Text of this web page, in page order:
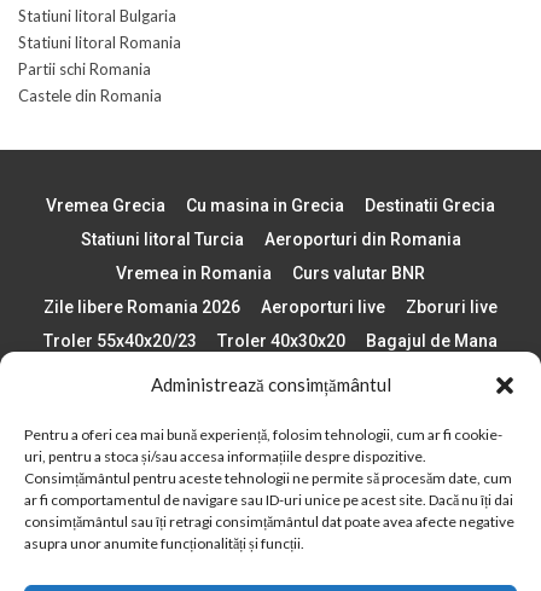
Administrează consimțământul
Pentru a oferi cea mai bună experiență, folosim tehnologii, cum ar fi cookie-
uri, pentru a stoca și/sau accesa informațiile despre dispozitive.
Consimțământul pentru aceste tehnologii ne permite să procesăm date, cum
ar fi comportamentul de navigare sau ID-uri unice pe acest site. Dacă nu îți dai
consimțământul sau îți retragi consimțământul dat poate avea afecte negative
asupra unor anumite funcționalități și funcții.
Statiuni litoral Bulgaria
Statiuni litoral Romania
Partii schi Romania
Castele din Romania
Vremea Grecia Cu masina in Grecia
Destinatii Grecia
Statiuni litoral Turcia
Aeroporturi din Romania
Vremea in Romania
Curs valutar BNR
Zile libere Romania 2026
Aeroporturi live
Zboruri live
Troler 55x40x20/23
Troler 40x30x20
Bagajul de Mana
Paste 2026
Cele mai bune telefoane
Plaje din Europa
Concerte Romania 2025
Asigurare de calatorie
Când se schimba ora în 2026
Calendar Formula 1 sezon 2026
Boarding Pass
Despre AirlinesTravel.ro
Politică cookie-uri (UE)